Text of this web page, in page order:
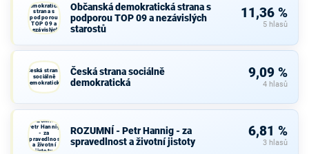
demokratická
strana s
podporou
TOP 09 a
nezávislých
starostů
Občanská demokratická strana s
podporou TOP 09 a nezávislých
starostů
11,36 %
5 hlasů
Česká strana
sociálně
demokratická
Česká strana sociálně
demokratická
9,09 %
4 hlasů
ROZUMNÍ -
Petr Hannig
- za
spravedlnost
a životní
jistoty
ROZUMNÍ - Petr Hannig - za
spravedlnost a životní jistoty
6,81 %
3 hlasů